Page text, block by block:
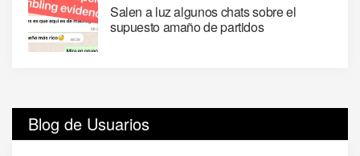
Salen a luz algunos chats sobre el
supuesto amaño de partidos
Blog de Usuarios